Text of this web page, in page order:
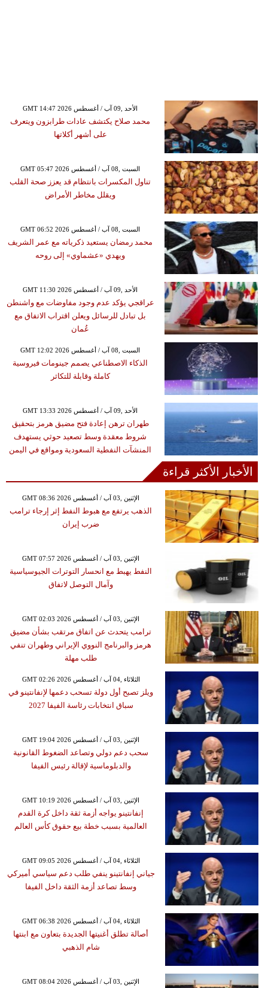
GMT 14:47 2026 الأحد ,09 آب / أغسطس
محمد صلاح يكتشف عادات طرابزون ويتعرف
على أشهر أكلاتها
GMT 05:47 2026 السبت ,08 آب / أغسطس
تناول المكسرات بانتظام قد يعزز صحة القلب
ويقلل مخاطر الأمراض
GMT 06:52 2026 السبت ,08 آب / أغسطس
محمد رمضان يستعيد ذكرياته مع عمر الشريف
ويهدي «عشماوي» إلى روحه
GMT 11:30 2026 الأحد ,09 آب / أغسطس
عراقجي يؤكد عدم وجود مفاوضات مع واشنطن
بل تبادل للرسائل ويعلن اقتراب الاتفاق مع
عُمان
GMT 12:02 2026 السبت ,08 آب / أغسطس
الذكاء الاصطناعي يصمم جينومات فيروسية
كاملة وقابلة للتكاثر
GMT 13:33 2026 الأحد ,09 آب / أغسطس
طهران ترهن إعادة فتح مضيق هرمز بتحقيق
شروط معقدة وسط تصعيد حوثي يستهدف
المنشآت النفطية السعودية ومواقع في اليمن
الأخبار الأكثر قراءة
GMT 08:36 2026 الإثنين ,03 آب / أغسطس
الذهب يرتفع مع هبوط النفط إثر إرجاء ترامب
ضرب إيران
GMT 07:57 2026 الإثنين ,03 آب / أغسطس
النفط يهبط مع انحسار التوترات الجيوسياسية
وآمال التوصل لاتفاق
GMT 02:03 2026 الإثنين ,03 آب / أغسطس
ترامب يتحدث عن اتفاق مرتقب بشأن مضيق
هرمز والبرنامج النووي الإيراني وطهران تنفي
طلب مهلة
GMT 02:26 2026 الثلاثاء ,04 آب / أغسطس
ويلز تصبح أول دولة تسحب دعمها لإنفانتينو في
سباق انتخابات رئاسة الفيفا 2027
GMT 19:04 2026 الإثنين ,03 آب / أغسطس
سحب دعم دولي وتصاعد الضغوط القانونية
والدبلوماسية لإقالة رئيس الفيفا
GMT 10:19 2026 الإثنين ,03 آب / أغسطس
إنفانتينو يواجه أزمة ثقة داخل كرة القدم
العالمية بسبب خطة بيع حقوق كأس العالم
GMT 09:05 2026 الثلاثاء ,04 آب / أغسطس
جياني إنفانتينو ينفي طلب دعم سياسي أميركي
وسط تصاعد أزمة الثقة داخل الفيفا
GMT 06:38 2026 الثلاثاء ,04 آب / أغسطس
أصالة تطلق أغنيتها الجديدة بتعاون مع ابنتها
شام الذهبي
GMT 08:04 2026 الإثنين ,03 آب / أغسطس